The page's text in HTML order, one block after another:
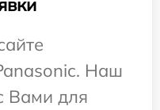
Наш
Вами для